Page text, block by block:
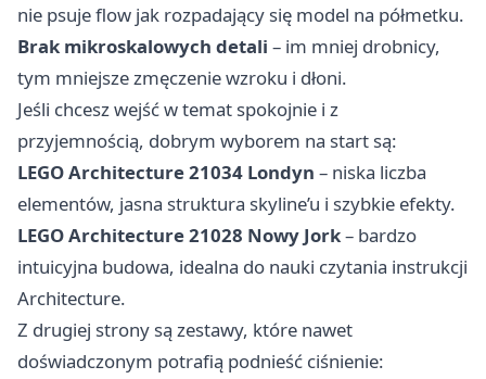
nie psuje flow jak rozpadający się model na półmetku.
Brak mikroskalowych detali – im mniej drobnicy,
tym mniejsze zmęczenie wzroku i dłoni.
Jeśli chcesz wejść w temat spokojnie i z
przyjemnością, dobrym wyborem na start są:
LEGO Architecture 21034 Londyn – niska liczba
elementów, jasna struktura skyline’u i szybkie efekty.
LEGO Architecture 21028 Nowy Jork– bardzo
intuicyjna budowa, idealna do nauki czytania instrukcji
Architecture.
Z drugiej strony są zestawy, które nawet
doświadczonym potrafią podnieść ciśnienie: